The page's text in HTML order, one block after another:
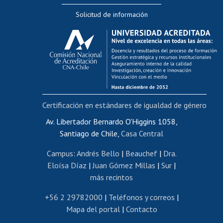
Evaluación docente
Calificación académica
Postulación al AUCAI
Funcionarias/os
Cursos internos de capacitación
Bienestar del personal
Portal de movilidad interna
Certificado de renta
Certificado de renta honorarios
Editar páginas blancas
Extranjeras/os
Revalidación y reconocimiento de títulos
Postulación al Programa de Movilidad Estudiantil
Solicitud de información
Av. Libertador Bernardo O'Higgins 1058,
Santiago de Chile, Casa Central
Campus: Andrés Bello | Beauchef| Dra.
Eloísa Díaz | Juan Gómez Millas | Sur |
más recintos
+56 2 29782000 | Teléfonos y correos |
Mapa del portal| Contacto
Certificación en estándares de igualdad de género